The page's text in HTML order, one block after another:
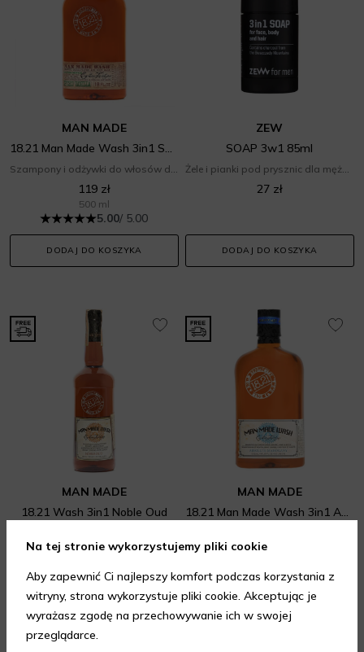
MAN MADE
18.21 Man Made Wash 3in1 Spiced Vanilla
119 zł
500 ml
5.00/ 5.00
DODAJ DO KOSZYKA
ZEW
SOAP 3w1 85ml
Żele i pianki pod prysznic dla mężczyzn
27 zł
DODAJ DO KOSZYKA
MAN MADE
18.21 Wash 3in1 Noble Oud
199 zł
4.00/ 5.00
WYBIERZ WARIANT
MAN MADE
18.21 Man Made Wash 3in1 Absolute Mahogany
119 zł
WYBIERZ WARIANT
Na tej stronie wykorzystujemy pliki cookie
Aby zapewnić Ci najlepszy komfort podczas korzystania z
witryny, strona wykorzystuje pliki cookie. Akceptując je
wyrażasz zgodę na przechowywanie ich w swojej
przeglądarce.